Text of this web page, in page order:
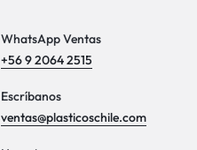
WhatsApp Ventas
+56 9 2064 2515
Escríbanos
ventas@plasticoschile.com